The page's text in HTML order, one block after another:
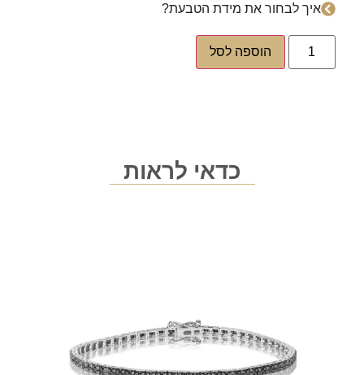
איך לבחור את מידת הטבעת?
הוספה לסל
כדאי לראות